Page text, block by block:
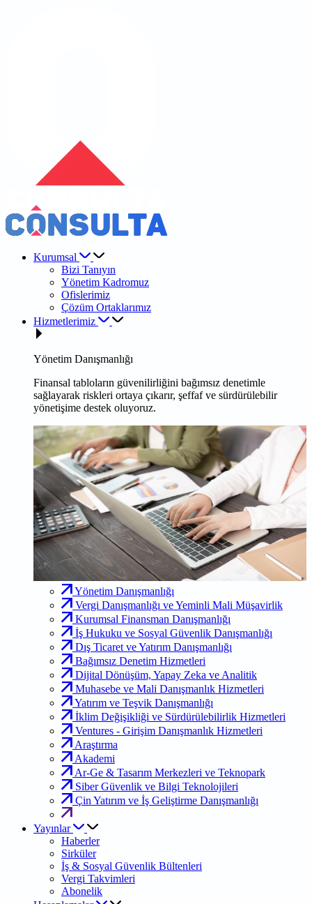
Kurumsal
Bizi Tanıyın
Yönetim Kadromuz
Ofislerimiz
Çözüm Ortaklarımız
Hizmetlerimiz
Yönetim Danışmanlığı
Finansal tabloların güvenilirliğini bağımsız denetimle
sağlayarak riskleri ortaya çıkarır, şeffaf ve sürdürülebilir
yönetişime destek oluyoruz.
Yönetim Danışmanlığı
Vergi Danışmanlığı ve Yeminli Mali Müşavirlik
Kurumsal Finansman Danışmanlığı
İş Hukuku ve Sosyal Güvenlik Danışmanlığı
Dış Ticaret ve Yatırım Danışmanlığı
Bağımsız Denetim Hizmetleri
Dijital Dönüşüm, Yapay Zeka ve Analitik
Muhasebe ve Mali Danışmanlık Hizmetleri
Yatırım ve Teşvik Danışmanlığı
İklim Değişikliği ve Sürdürülebilirlik Hizmetleri
Ventures - Girişim Danışmanlık Hizmetleri
Araştırma
Akademi
Ar-Ge & Tasarım Merkezleri ve Teknopark
Siber Güvenlik ve Bilgi Teknolojileri
Çin Yatırım ve İş Geliştirme Danışmanlığı
Yayınlar
Haberler
Sirküler
İş & Sosyal Güvenlik Bültenleri
Vergi Takvimleri
Abonelik